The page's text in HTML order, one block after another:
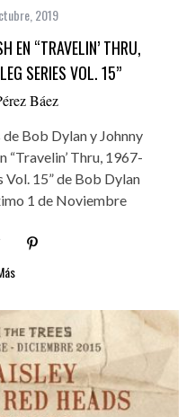
2019
EN “TRAVELIN’ THRU,
SERIES VOL. 15”
Báez
Bob Dylan y Johnny
“Travelin’ Thru, 1967-
15” de Bob Dylan
1 de Noviembre